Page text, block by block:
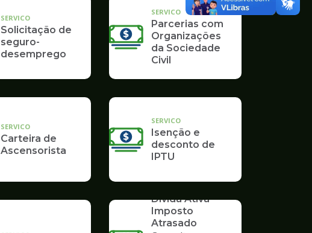
SERVICO
Solicitação de
seguro-
desemprego
SERVICO
Parcerias com
Organizações
da Sociedade
Civil
SERVICO
Carteira de
Ascensorista
SERVICO
Isenção e
desconto de
IPTU
Dívida Ativa -
Imposto
Atrasado